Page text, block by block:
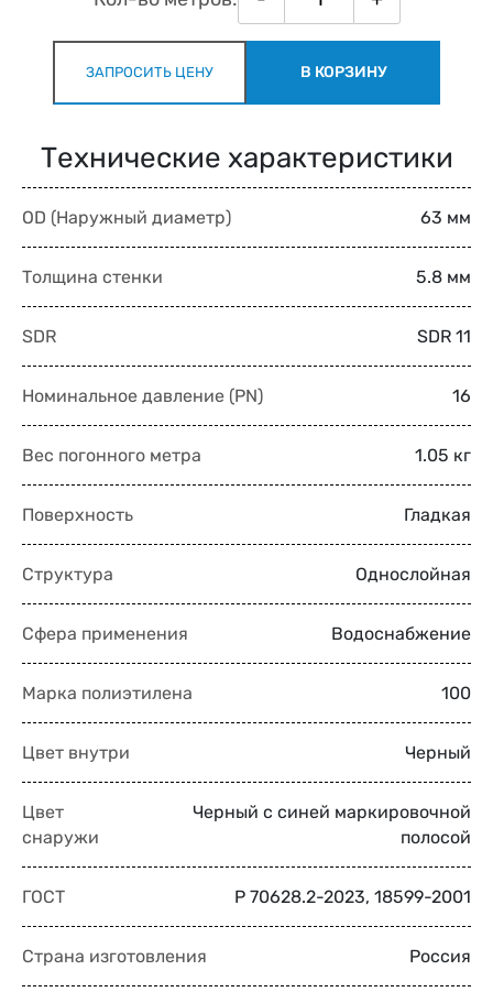
ЗАПРОСИТЬ ЦЕНУ В КОРЗИНУ
Технические характеристики
OD (Наружный диаметр) 63 мм
Толщина стенки 5.8 мм
SDR SDR 11
Номинальное давление (PN) 16
Вес погонного метра 1.05 кг
Поверхность Гладкая
Структура Однослойная
Сфера применения Водоснабжение
Марка полиэтилена 100
Цвет внутри Черный
Цвет
снаружи
Черный с синей маркировочной
полосой
ГОСТ Р 70628.2-2023, 18599-2001
Страна изготовления Россия